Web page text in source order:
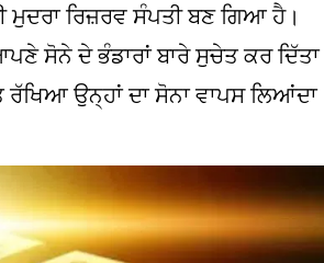
ਰਿਜ਼ਰਵ ਸੰਪਤੀ ਬਣ ਗਿਆ ਹੈ।
ਸੋਨੇ ਦੇ ਭੰਡਾਰਾਂ ਬਾਰੇ ਸੁਚੇਤ ਕਰ ਦਿੱਤਾ
ਉਨ੍ਹਾਂ ਦਾ ਸੋਨਾ ਵਾਪਸ ਲਿਆਂਦਾ